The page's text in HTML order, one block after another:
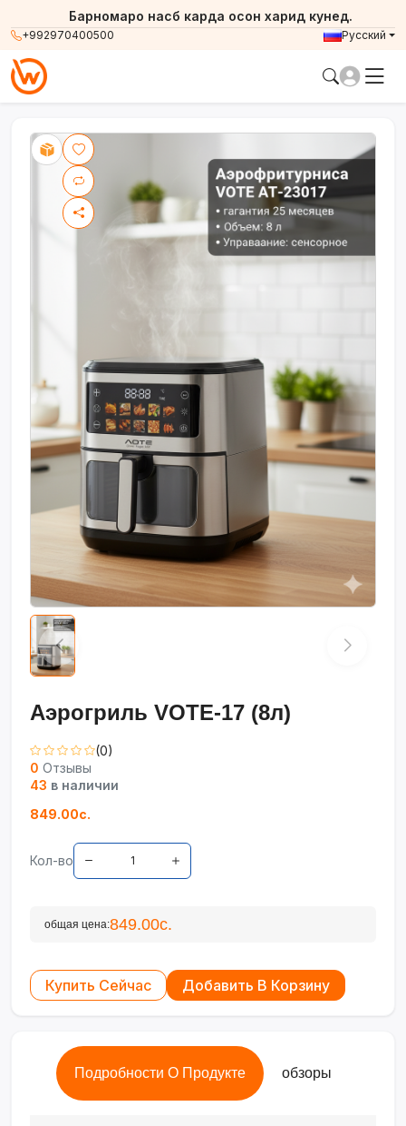
+992970400500
Барномаро насб карда осон харид кунед.
Русский
Аэрогриль VOTE-17 (8л)
(0)
0 Отзывы
43 в наличии
849.00с.
Кол-во
общая цена:849.00с.
Купить Сейчас Добавить В Корзину
Подробности О Продукте обзоры